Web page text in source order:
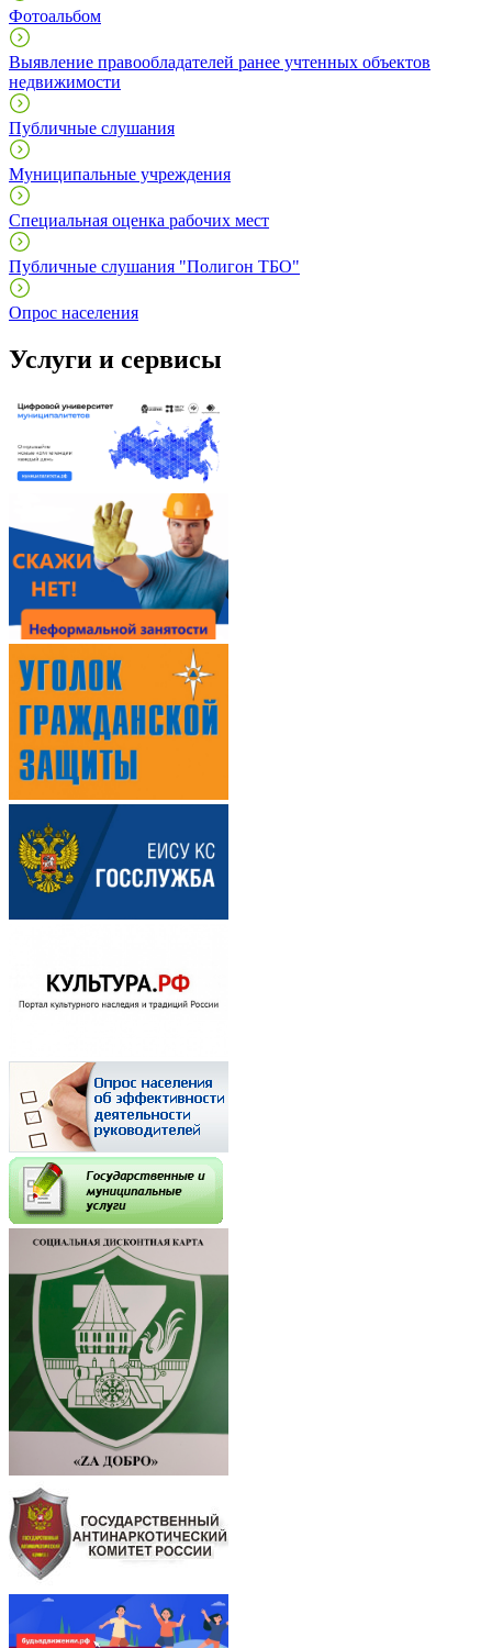
Фотоальбом
Выявление правообладателей ранее учтенных объектов
недвижимости
Публичные слушания
Муниципальные учреждения
Специальная оценка рабочих мест
Публичные слушания "Полигон ТБО"
Опрос населения
Услуги и сервисы